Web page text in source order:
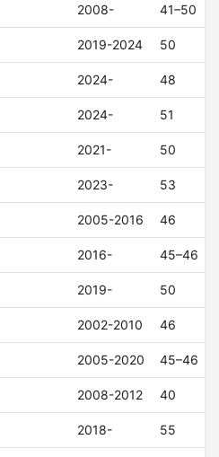
2008- 41–50
2019-2024 50
2024- 48
2024- 51
2021- 50
2023- 53
2005-2016 46
2016- 45–46
2019- 50
2002-2010 46
2005-2020 45–46
2008-2012 40
2018- 55